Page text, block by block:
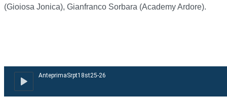
(Gioiosa Jonica), Gianfranco Sorbara (Academy Ardore).